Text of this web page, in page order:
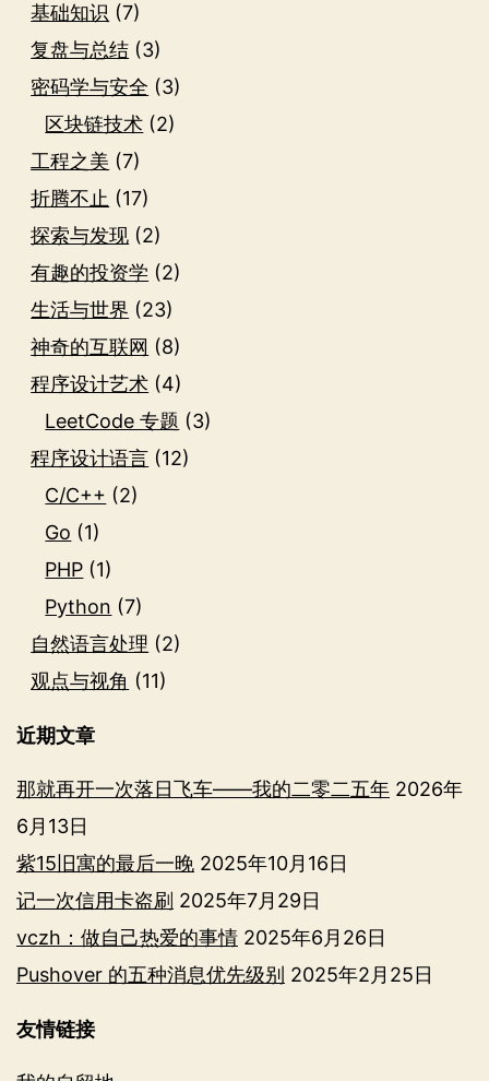
基础知识 (7)
复盘与总结 (3)
密码学与安全 (3)
区块链技术 (2)
工程之美 (7)
折腾不止 (17)
探索与发现 (2)
有趣的投资学 (2)
生活与世界 (23)
神奇的互联网 (8)
程序设计艺术 (4)
LeetCode 专题 (3)
程序设计语言 (12)
C/C++ (2)
Go (1)
PHP (1)
Python (7)
自然语言处理 (2)
观点与视角 (11)
近期文章
那就再开一次落日飞车——我的二零二五年 2026年
6月13日
紫15旧寓的最后一晚 2025年10月16日
记一次信用卡盗刷 2025年7月29日
vczh：做自己热爱的事情 2025年6月26日
Pushover 的五种消息优先级别 2025年2月25日
友情链接